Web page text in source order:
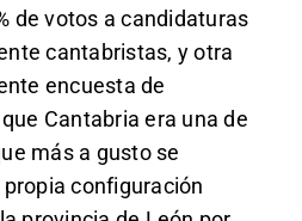
de votos a candidaturas
cantabristas, y otra
encuesta de
Cantabria era una de
más a gusto se
configuración